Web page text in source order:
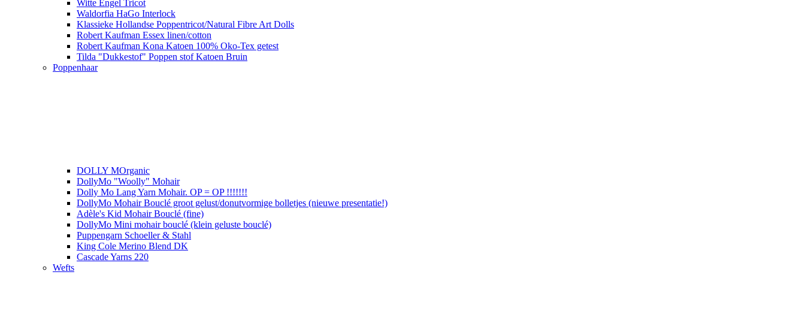
Witte Engel Tricot
Waldorfia HaGo Interlock
Klassieke Hollandse Poppentricot/Natural Fibre Art Dolls
Robert Kaufman Essex linen/cotton
Robert Kaufman Kona Katoen 100% Oko-Tex getest
Tilda "Dukkestof" Poppen stof Katoen Bruin
Poppenhaar
DOLLY MOrganic
DollyMo "Woolly" Mohair
Dolly Mo Lang Yarn Mohair. OP = OP !!!!!!!
DollyMo Mohair Bouclé groot gelust/donutvormige bolletjes (nieuwe presentatie!)
Adèle's Kid Mohair Bouclé (fine)
DollyMo Mini mohair bouclé (klein geluste bouclé)
Puppengarn Schoeller & Stahl
King Cole Merino Blend DK
Cascade Yarns 220
Wefts